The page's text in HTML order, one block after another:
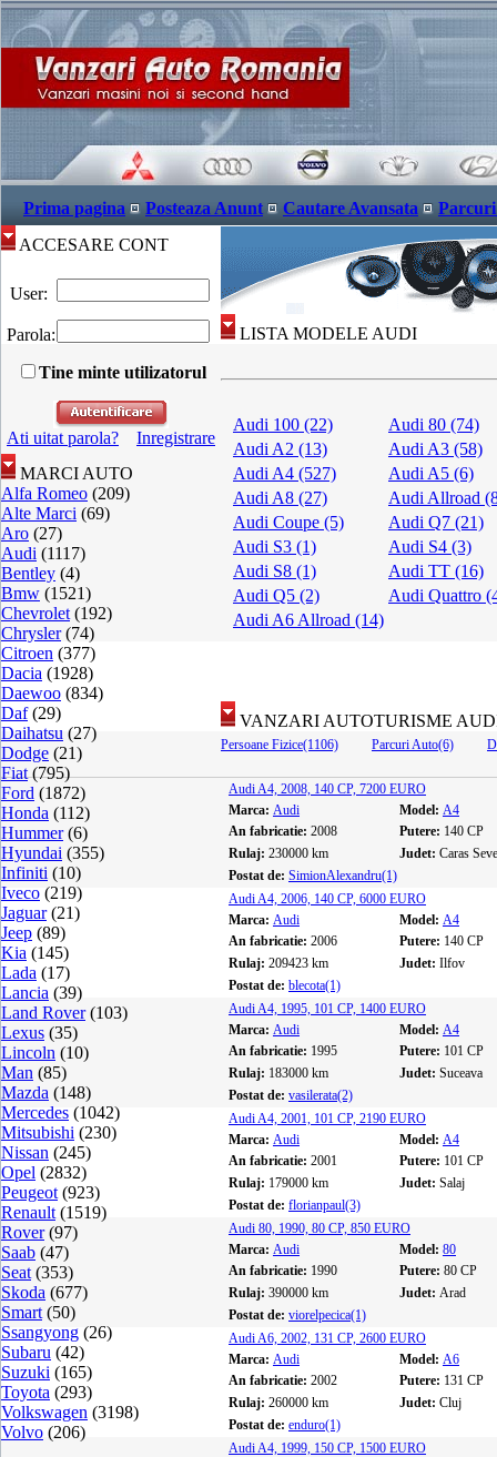
Prima pagina Posteaza Anunt Cautare Avansata
ACCESARE CONT
User:
Parola:
Tine minte utilizatorul
Ati uitat parola?
Inregistrare
MARCI AUTO
Alfa Romeo (209)
Alte Marci (69)
Aro (27)
Audi (1117)
Bentley (4)
Bmw (1521)
Chevrolet (192)
Chrysler(74)
Citroen (377)
Dacia (1928)
Daewoo (834)
Daf(29)
Daihatsu (27)
Dodge (21)
Fiat(795)
Ford (1872)
Honda (112)
Hummer(6)
Hyundai (355)
Infiniti (10)
Iveco (219)
Jaguar(21)
Jeep (89)
Kia (145)
Lada (17)
Lancia (39)
Land Rover(103)
Lexus (35)
Lincoln (10)
Man (85)
Mazda (148)
Mercedes (1042)
Mitsubishi (230)
Nissan (245)
Opel (2832)
Peugeot (923)
Renault (1519)
Rover(97)
Saab (47)
Seat (353)
Skoda (677)
Smart (50)
Ssangyong (26)
Subaru (42)
Suzuki (165)
Toyota (293)
Volkswagen (3198)
Volvo (206)
LISTA MODELE AUDI
Audi 100 (22)
Audi 80 (74)
Audi A2 (13)
Audi A3 (58)
Audi A4 (527)
Audi A5 (6)
Audi A8 (27)
Audi Allroad
Audi Coupe (5)
Audi Q7 (21)
Audi S3 (1)
Audi S4 (3)
Audi S8 (1)
Audi TT (16)
Audi Q5 (2)
Audi Quattro
Audi A6 Allroad (14)
VANZARI AUTOTURISME
Persoane Fizice(1106) Parcuri Auto(6)
Audi A4, 2008, 140 CP, 7200 EURO
Marca: Audi Model: A4
An fabricatie: 2008 Putere: 140 CP
Rulaj: 230000 km Judet: Caras
Postat de: SimionAlexandru(1)
Audi A4, 2006, 140 CP, 6000 EURO
Marca: Audi Model: A4
An fabricatie: 2006 Putere: 140 CP
Rulaj: 209423 km Judet: Ilfov
Postat de: blecota(1)
Audi A4, 1995, 101 CP, 1400 EURO
Marca: Audi Model: A4
An fabricatie: 1995 Putere: 101 CP
Rulaj: 183000 km Judet: Suceava
Postat de: vasilerata(2)
Audi A4, 2001, 101 CP, 2190 EURO
Marca: Audi Model: A4
An fabricatie: 2001 Putere: 101 CP
Rulaj: 179000 km Judet: Salaj
Postat de: florianpaul(3)
Audi 80, 1990, 80 CP, 850 EURO
Marca: Audi Model: 80
An fabricatie: 1990 Putere: 80 CP
Rulaj: 390000 km Judet: Arad
Postat de: viorelpecica(1)
Audi A6, 2002, 131 CP, 2600 EURO
Marca: Audi Model: A6
An fabricatie: 2002 Putere: 131 CP
Rulaj: 260000 km Judet: Cluj
Postat de: enduro(1)
Audi A4, 1999, 150 CP, 1500 EURO